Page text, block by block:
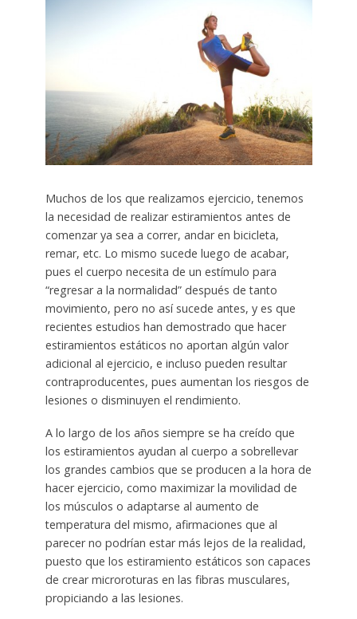
Muchos de los que realizamos ejercicio, tenemos
la necesidad de realizar estiramientos antes de
comenzar ya sea a correr, andar en bicicleta,
remar, etc. Lo mismo sucede luego de acabar,
pues el cuerpo necesita de un estímulo para
“regresar a la normalidad” después de tanto
movimiento, pero no así sucede antes, y es que
recientes estudios han demostrado que hacer
estiramientos estáticos no aportan algún valor
adicional al ejercicio, e incluso pueden resultar
contraproducentes, pues aumentan los riesgos de
lesiones o disminuyen el rendimiento.
A lo largo de los años siempre se ha creído que
los estiramientos ayudan al cuerpo a sobrellevar
los grandes cambios que se producen a la hora de
hacer ejercicio, como maximizar la movilidad de
los músculos o adaptarse al aumento de
temperatura del mismo, afirmaciones que al
parecer no podrían estar más lejos de la realidad,
puesto que los estiramiento estáticos son capaces
de crear microroturas en las fibras musculares,
propiciando a las lesiones.